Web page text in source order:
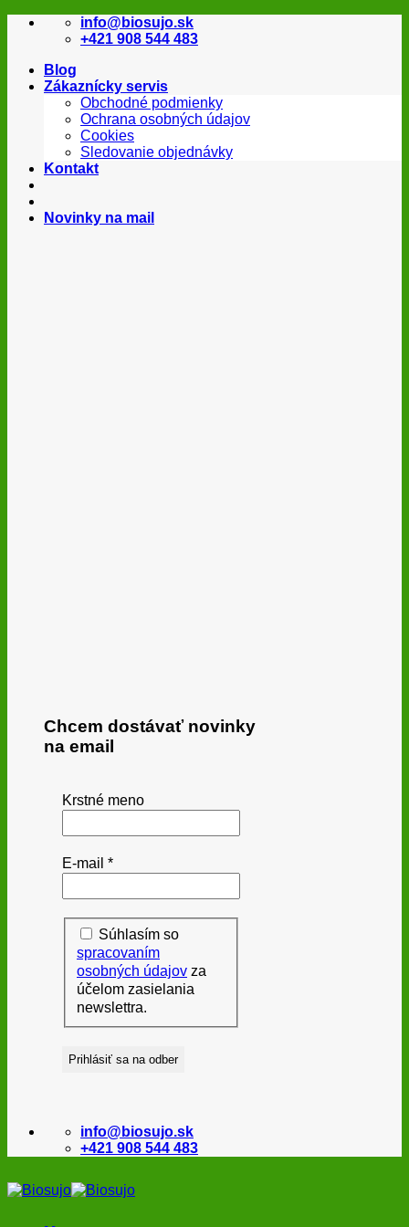
Skip
info@biosujo.sk
+421 908 544 483
Blog
Zákaznícky servis
Obchodné podmienky
Ochrana osobných údajov
Cookies
Sledovanie objednávky
Kontakt
Novinky na mail
Chcem dostávať novinky
na email
Krstné meno
E-mail *
Súhlasím so
spracovaním
osobných údajov za
účelom zasielania
newslettra.
info@biosujo.sk
+421 908 544 483